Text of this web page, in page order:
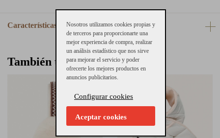
Características
También te puede interesar
Nosotros utilizamos cookies propias y
de terceros para proporcionarte una
mejor experiencia de compra, realizar
un análisis estadístico que nos sirve
para mejorar el servicio y poder
ofrecerte los mejores productos en
anuncios publicitarios.
Configurar cookies
Aceptar cookies